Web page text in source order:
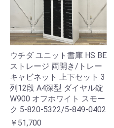
ウチダ ユニット書庫 HS BE
ストレージ 両開き/トレー
キャビネット 上下セット 3
列12段 A4深型 ダイヤル錠
W900 オフホワイト スモー
ク 5-820-5322/5-849-0402
￥51,700